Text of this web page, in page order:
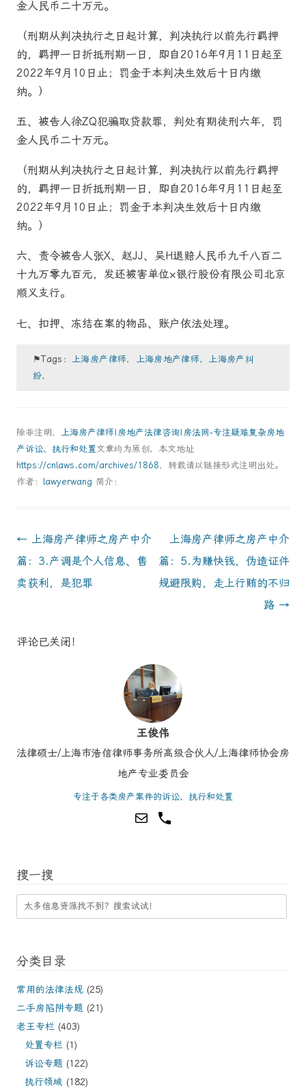
金人民币二十万元。
（刑期从判决执行之日起计算，判决执行以前先行羁押
的，羁押一日折抵刑期一日，即自2016年9月11日起至
2022年9月10日止；罚金于本判决生效后十日内缴
纳。）
五、被告人徐ZQ犯骗取贷款罪，判处有期徒刑六年，罚
金人民币二十万元。
（刑期从判决执行之日起计算，判决执行以前先行羁押
的，羁押一日折抵刑期一日，即自2016年9月11日起至
2022年9月10日止；罚金于本判决生效后十日内缴
纳。）
六、责令被告人张X、赵JJ、吴H退赔人民币九千八百二
十九万零九百元，发还被害单位×银行股份有限公司北京
顺义支行。
七、扣押、冻结在案的物品、账户依法处理。
⚑Tags：
上海房产律师，上海房地产律师，上海房产纠
纷，
除非注明，
上海房产律师|房地产法律咨询|房法网-专注疑难复杂房地
产诉讼、执行和处置文章均为原创，本文地址
https://cnlaws.com/archives/1868，转载请以链接形式注明出处。
作者： lawyerwang 简介：
Post
navigation
← 上海房产律师之房产中介
篇：3.产调是个人信息、售
卖获利，是犯罪
上海房产律师之房产中介
篇：5.为赚快钱，伪造证件
规避限购，走上行贿的不归
路 →
评论已关闭！
王俊伟
法律硕士/上海市浩信律师事务所高级合伙人/上海律师协会房
地产专业委员会
专注于各类房产案件的诉讼、执行和处置
搜一搜
分类目录
常用的法律法规 (25)
二手房陷阱专题 (21)
老王专栏 (403)
处置专栏 (1)
诉讼专题 (122)
执行领域 (182)